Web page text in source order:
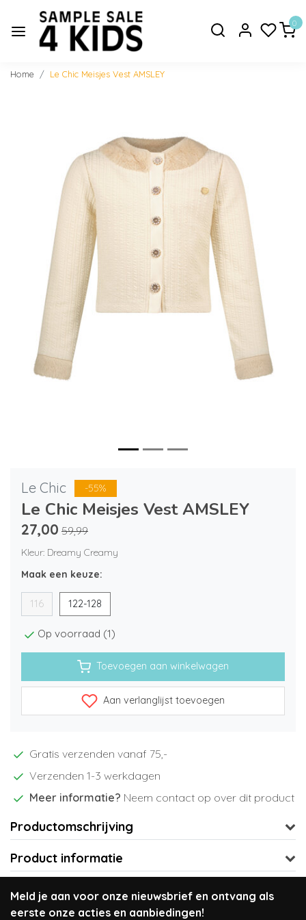
0
Home Le Chic Meisjes Vest AMSLEY
Vorige
Le Chic -55%
Le Chic Meisjes Vest AMSLEY
27,00 59,99
Kleur: Dreamy Creamy
Maak een keuze:
116 122-128
Op voorraad (1)
Toevoegen aan winkelwagen
Aan verlanglijst toevoegen
Gratis verzenden vanaf 75,-
Verzenden 1-3 werkdagen
Meer informatie? Neem contact op over dit product
Productomschrijving
Product informatie
Meld je aan voor onze nieuwsbrief en ontvang als
eerste onze acties en aanbiedingen!